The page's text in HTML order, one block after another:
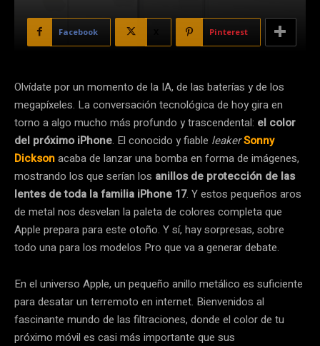
Facebook Pinterest
Olvídate por un momento de la IA, de las baterías y de los
megapíxeles. La conversación tecnológica de hoy gira en
torno a algo mucho más profundo y trascendental: el color
del próximo iPhone. El conocido y fiable leakerSonny
Dicksonacaba de lanzar una bomba en forma de imágenes,
mostrando los que serían los anillos de protección de las
lentes de toda la familia iPhone 17. Y estos pequeños aros
de metal nos desvelan la paleta de colores completa que
Apple prepara para este otoño. Y sí, hay sorpresas, sobre
todo una para los modelos Pro que va a generar debate.
En el universo Apple, un pequeño anillo metálico es suficiente
para desatar un terremoto en internet. Bienvenidos al
fascinante mundo de las filtraciones, donde el color de tu
próximo móvil es casi más importante que sus